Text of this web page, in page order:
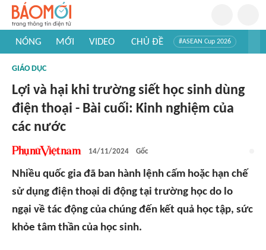
NÓNG MỚI VIDEO CHỦ ĐỀ #ASEAN Cup 2026
#Khám phá Việt Nam
GIÁO DỤC
Lợi và hại khi trường siết học sinh dùng
điện thoại - Bài cuối: Kinh nghiệm của
các nước
14/11/2024 Gốc
Nhiều quốc gia đã ban hành lệnh cấm hoặc hạn chế
sử dụng điện thoại di động tại trường học do lo
ngại về tác động của chúng đến kết quả học tập, sức
khỏe tâm thần của học sinh.